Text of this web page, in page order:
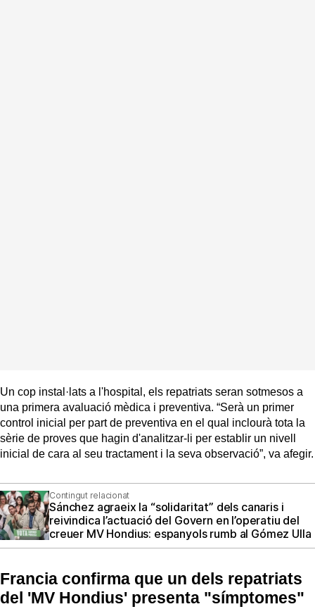
Un cop instal·lats a l'hospital, els repatriats seran sotmesos a
una primera avaluació mèdica i preventiva. “Serà un primer
control inicial per part de preventiva en el qual inclourà tota la
sèrie de proves que hagin d'analitzar-li per establir un nivell
inicial de cara al seu tractament i la seva observació”, va afegir.
Contingut relacionat
Sánchez agraeix la “solidaritat” dels canaris i
reivindica l’actuació del Govern en l’operatiu del
creuer MV Hondius: espanyols rumb al Gómez Ulla
Francia confirma que un dels repatriats
del 'MV Hondius' presenta "símptomes"